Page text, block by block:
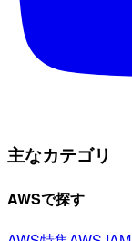
主なカテゴリ
AWSで探す